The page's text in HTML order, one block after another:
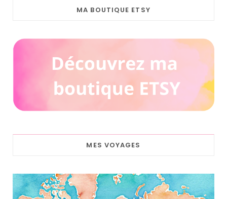
MA BOUTIQUE ETSY
MES VOYAGES